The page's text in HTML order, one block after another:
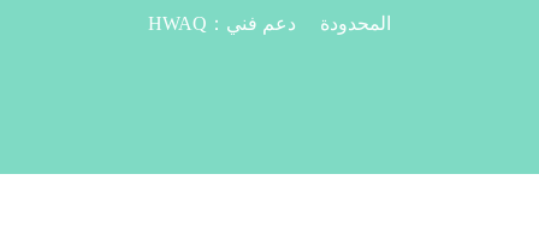
المحدودة دعم فني： HWAQ